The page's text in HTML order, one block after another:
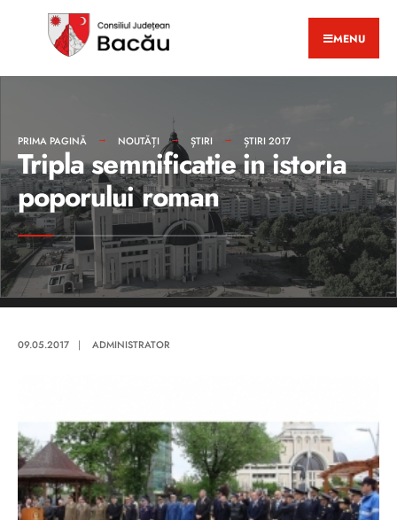
MENU
PRIMA PAGINĂ NOUTĂȚI ȘTIRI ȘTIRI 2017
Tripla semnificatie in istoria
poporului roman
09.05.2017 | ADMINISTRATOR